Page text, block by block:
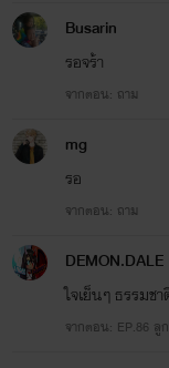
Busarin
รอจร้า
จากตอน: ถาม
mg
รอ
จากตอน: ถาม
DEMON.DALE
ใจเย็นๆ ธรรมช
จากตอน: EP.86 ลู